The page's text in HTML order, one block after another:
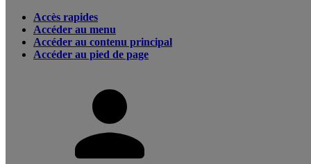
Accès rapides
Accéder au menu
Accéder au contenu principal
Accéder au pied de page